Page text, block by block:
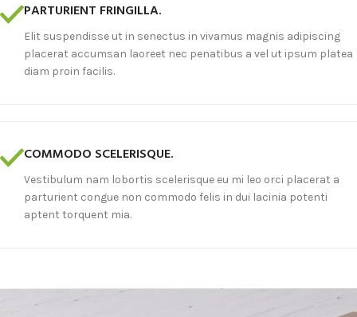
PARTURIENT FRINGILLA.
Elit suspendisse ut in senectus in vivamus magnis adipiscing
placerat accumsan laoreet nec penatibus a vel ut ipsum platea
diam proin facilis.
COMMODO SCELERISQUE.
Vestibulum nam lobortis scelerisque eu mi leo orci placerat a
parturient congue non commodo felis in dui lacinia potenti
aptent torquent mia.